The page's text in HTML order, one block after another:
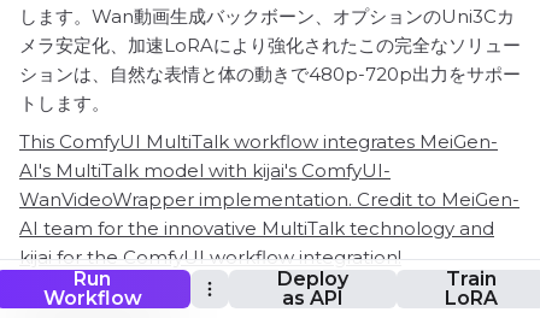
Run
Workflow
Deploy
as API
Train
LoRA
します。Wan動画生成バックボーン、オプションのUni3Cカ
メラ安定化、加速LoRAにより強化されたこの完全なソリュー
ションは、自然な表情と体の動きで480p-720p出力をサポー
トします。
This ComfyUI MultiTalk workflow integrates MeiGen-
AI's MultiTalk model with kijai's ComfyUI-
WanVideoWrapper implementation. Credit to MeiGen-
AI team for the innovative MultiTalk technology and
kijai for the ComfyUI workflow integration!